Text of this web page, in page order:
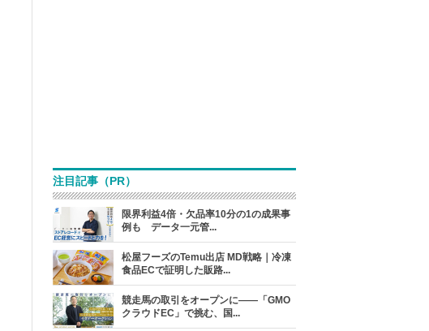
注目記事（PR）
限界利益4倍・欠品率10分の1の成果事
例も データ一元管...
松屋フーズのTemu出店 MD戦略｜冷凍
食品ECで証明した販路...
競走馬の取引をオープンに――「GMO
クラウドEC」で挑む、国...